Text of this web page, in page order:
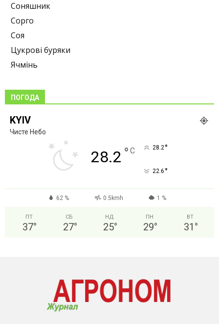
Соняшник
Сорго
Соя
Цукрові буряки
Ячмінь
ПОГОДА
KYIV
Чисте Небо
28.2 ° C 28.2°
22.6 °
62 % 0.5kmh 1 %
ПТ
37°
СБ
27°
НД
25°
ПН
29°
ВТ
31 °